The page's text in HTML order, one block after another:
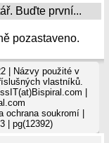
Buďte první...
pozastaveno.
| Názvy použité v
vlastníků.
|
ochrana soukromí|
| pg(12392)